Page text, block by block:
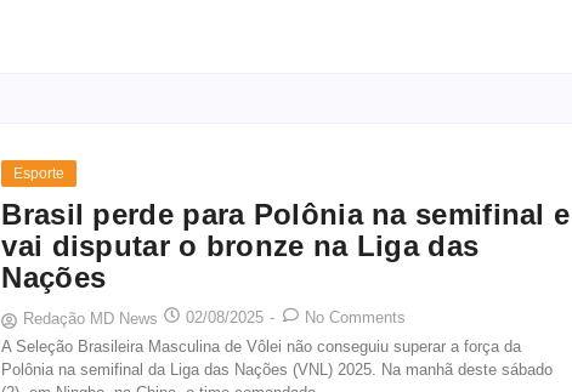
Esporte
Brasil perde para Polônia na semifinal e
vai disputar o bronze na Liga das
Nações
Redação MD News 02/08/2025 -
No Comments
A Seleção Brasileira Masculina de Vôlei não conseguiu superar a força da
Polônia na semifinal da Liga das Nações (VNL) 2025. Na manhã deste sábado